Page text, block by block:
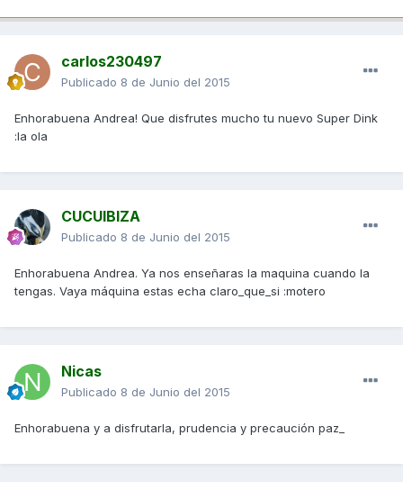
carlos230497
Publicado 8 de Junio del 2015
Enhorabuena Andrea! Que disfrutes mucho tu nuevo Super Dink
:la ola
CUCUIBIZA
Publicado 8 de Junio del 2015
Enhorabuena Andrea. Ya nos enseñaras la maquina cuando la
tengas. Vaya máquina estas echa claro_que_si :motero
Nicas
Publicado 8 de Junio del 2015
Enhorabuena y a disfrutarla, prudencia y precaución paz_